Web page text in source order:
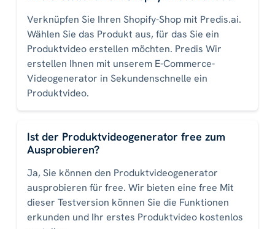
Verknüpfen Sie Ihren Shopify-Shop mit Predis.ai.
Wählen Sie das Produkt aus, für das Sie ein
Produktvideo erstellen möchten. Predis Wir
erstellen Ihnen mit unserem E-Commerce-
Videogenerator in Sekundenschnelle ein
Produktvideo.
Ist der Produktvideogenerator free zum
Ausprobieren?
Ja, Sie können den Produktvideogenerator
ausprobieren für free. Wir bieten eine free Mit
dieser Testversion können Sie die Funktionen
erkunden und Ihr erstes Produktvideo kostenlos